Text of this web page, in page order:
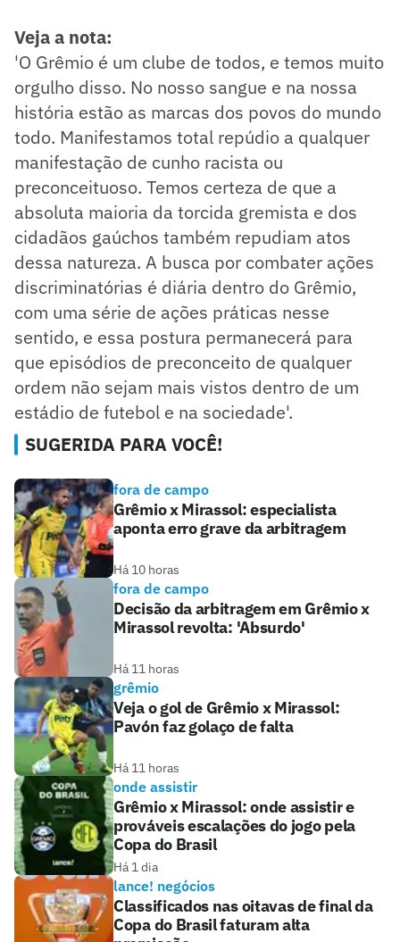
Veja a nota:
'O Grêmio é um clube de todos, e temos muito
orgulho disso. No nosso sangue e na nossa
história estão as marcas dos povos do mundo
todo. Manifestamos total repúdio a qualquer
manifestação de cunho racista ou
preconceituoso. Temos certeza de que a
absoluta maioria da torcida gremista e dos
cidadãos gaúchos também repudiam atos
dessa natureza. A busca por combater ações
discriminatórias é diária dentro do Grêmio,
com uma série de ações práticas nesse
sentido, e essa postura permanecerá para
que episódios de preconceito de qualquer
ordem não sejam mais vistos dentro de um
estádio de futebol e na sociedade'.
SUGERIDA PARA VOCÊ!
fora de campo
Grêmio x Mirassol: especialista
aponta erro grave da arbitragem
Há 10 horas
fora de campo
Decisão da arbitragem em Grêmio x
Mirassol revolta: 'Absurdo'
Há 11 horas
grêmio
Veja o gol de Grêmio x Mirassol:
Pavón faz golaço de falta
Há 11 horas
onde assistir
Grêmio x Mirassol: onde assistir e
prováveis escalações do jogo pela
Copa do Brasil
Há 1 dia
lance! negócios
Classificados nas oitavas de final da
Copa do Brasil faturam alta